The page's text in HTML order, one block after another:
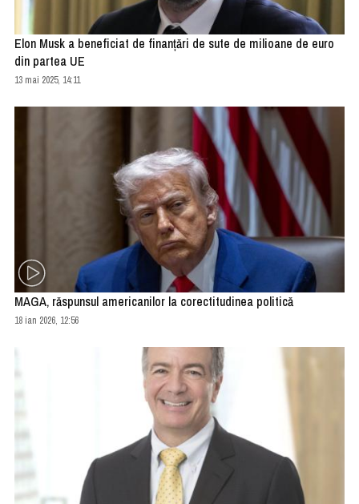
Elon Musk a beneficiat de finanţări de sute de milioane de euro
din partea UE
13 mai 2025, 14:11
MAGA, răspunsul americanilor la corectitudinea politică
18 ian 2026, 12:56